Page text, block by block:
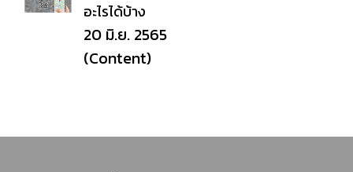
อะไรได้บ้าง
20 มิ.ย. 2565
(Content)